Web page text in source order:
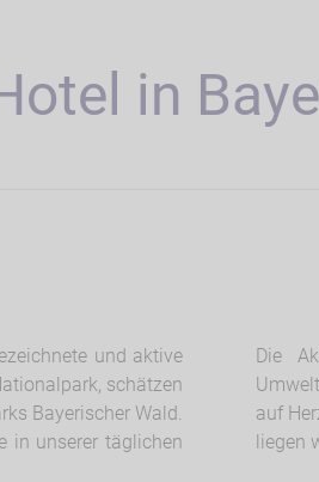
in
und aktive
schätzen
Bayerischer Wald.
in unserer täglichen
Die
auf
liegen